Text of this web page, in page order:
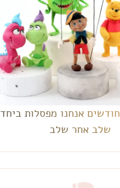
פעם ב-3 חודשים אנחנו מפסלות ביחד
שלב אחר שלב